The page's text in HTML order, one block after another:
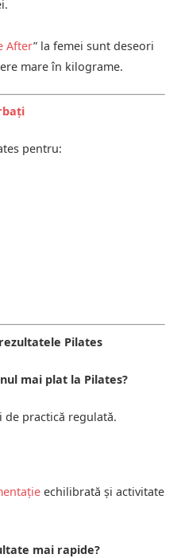
After” la femei sunt deseori
mare în kilograme.
pentru:
Pilates
mai plat la Pilates?
de practică regulată.
echilibrată și activitate
mai rapide?